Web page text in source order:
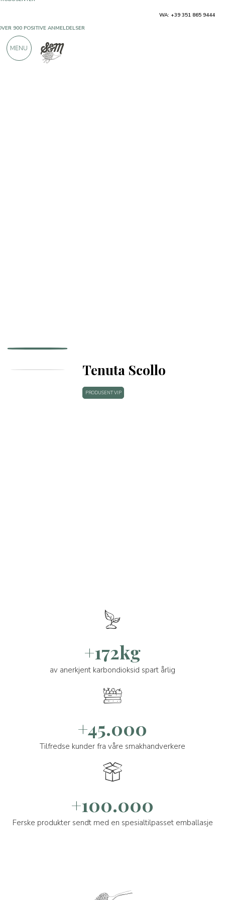
Tenuta Scollo
PRODUSENT VIP
+172kg
av anerkjent karbondioksid spart årlig
+45.000
Tilfredse kunder fra våre smakhandverkere
+100.000
Ferske produkter sendt med en spesialtilpasset emballasje
WA: +39 351 865 9444
MENU